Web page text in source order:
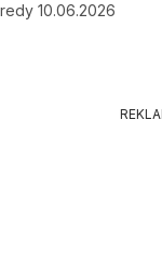
10.06.2026